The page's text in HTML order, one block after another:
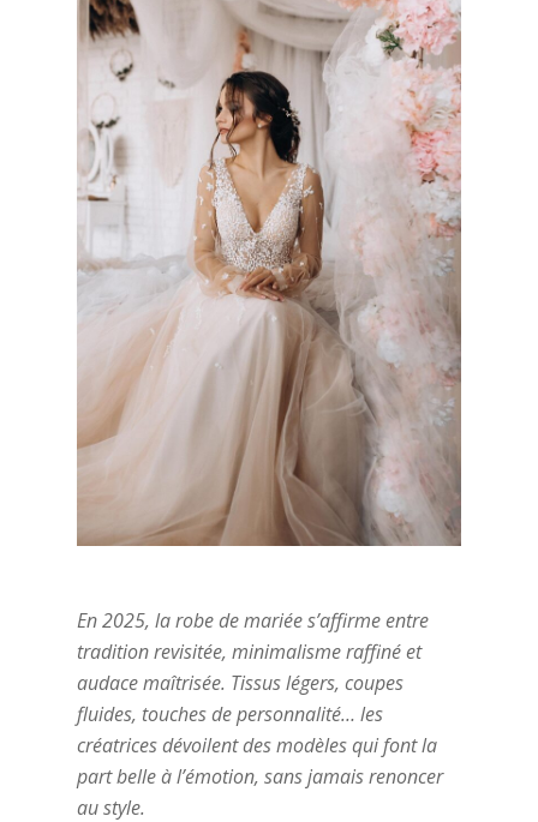
En 2025, la robe de mariée s’affirme entre
tradition revisitée, minimalisme raffiné et
audace maîtrisée. Tissus légers, coupes
fluides, touches de personnalité… les
créatrices dévoilent des modèles qui font la
part belle à l’émotion, sans jamais renoncer
au style.